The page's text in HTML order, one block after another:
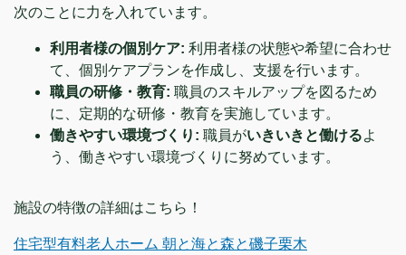
次のことに力を入れています。
利用者様の個別ケア: 利用者様の状態や希望に合わせ
て、個別ケアプランを作成し、支援を行います。
職員の研修・教育: 職員のスキルアップを図るため
に、定期的な研修・教育を実施しています。
働きやすい環境づくり: 職員がいきいきと働けるよ
う、働きやすい環境づくりに努めています。
施設の特徴の詳細はこちら！
住宅型有料老人ホーム 朝と海と森と磯子栗木